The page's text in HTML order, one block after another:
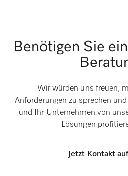
Benötigen Sie
Wir würden uns freuen,
Anforderungen zu sprechen
und Ihr Unternehmen von
Lösungen
Jetzt Kontakt